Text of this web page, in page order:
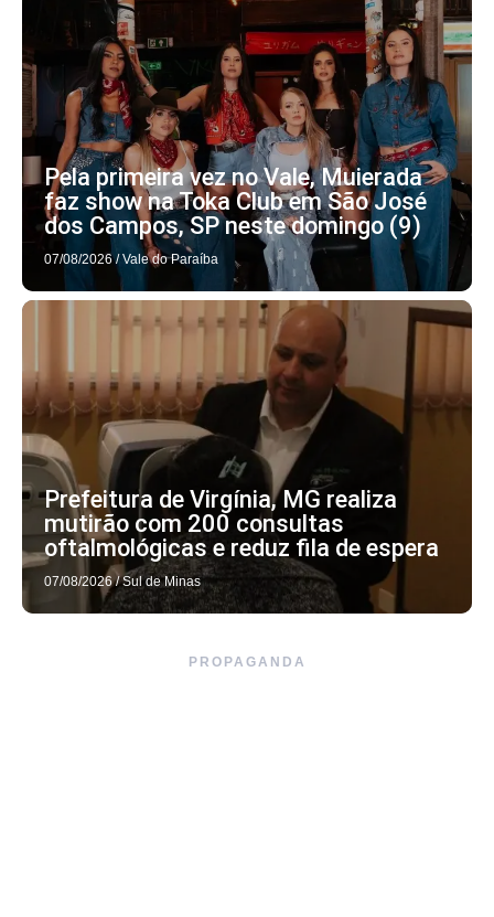
Pela primeira vez no Vale, Muierada
faz show na Toka Club em São José
dos Campos, SP neste domingo (9)
07/08/2026 / Vale do Paraíba
Prefeitura de Virgínia, MG realiza
mutirão com 200 consultas
oftalmológicas e reduz fila de espera
07/08/2026 / Sul de Minas
PROPAGANDA